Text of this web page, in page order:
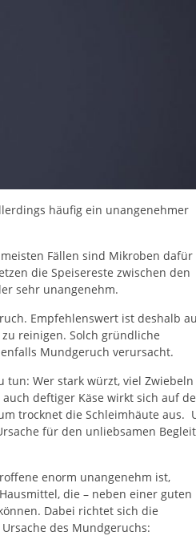
häufig ein unangenehmer
Fällen sind Mikroben dafür
die Speisereste zwischen den
sehr unangenehm.
Empfehlenswert ist deshalb
reinigen. Solch gründliche
Mundgeruch verursacht.
Wer stark würzt, viel
deftiger Käse wirkt sich auf
trocknet die Schleimhäute aus.
für den unliebsamen
enorm unangenehm ist,
die – neben einer guten
Dabei richtet sich die
des Mundgeruchs: